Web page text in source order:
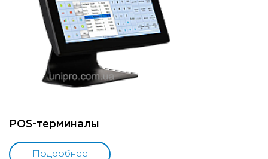
POS-терминалы
Подробнее